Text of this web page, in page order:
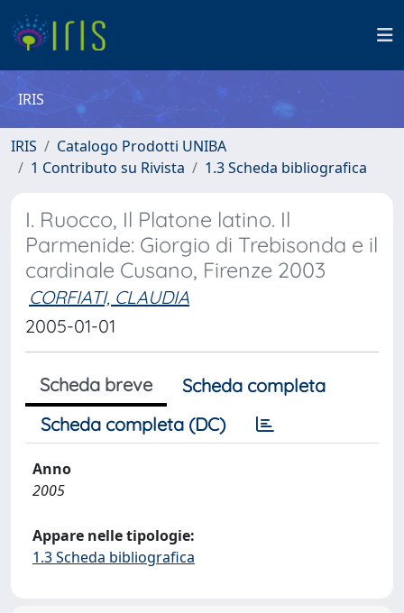
IRIS
IRIS
Catalogo Prodotti UNIBA
1 Contributo su Rivista
1.3 Scheda bibliografica
I. Ruocco, Il Platone latino. Il
Parmenide: Giorgio di Trebisonda e il
cardinale Cusano, Firenze 2003
CORFIATI, CLAUDIA
2005-01-01
Scheda breve
Scheda completa
Scheda completa (DC)
Anno
2005
Appare nelle tipologie:
1.3 Scheda bibliografica